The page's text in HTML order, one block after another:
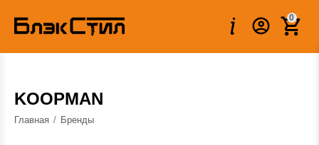
0
KOOPMAN
Главная / Бренды